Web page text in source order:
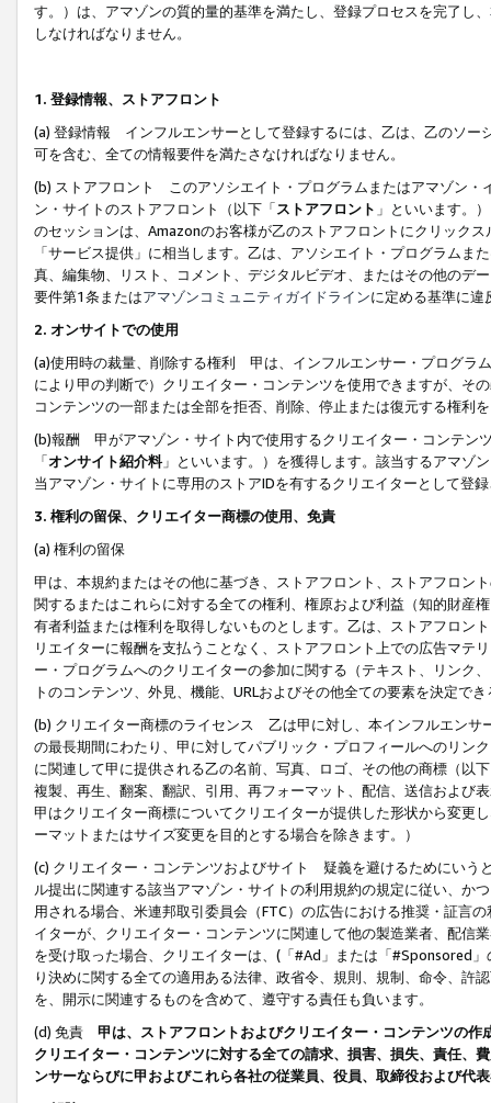
す。）は、アマゾンの質的量的基準を満たし、登録プロセスを完了し、
しなければなりません。
1. 登録情報、ストアフロント
(a) 登録情報 インフルエンサーとして登録するには、乙は、乙のソー
可を含む、全ての情報要件を満たさなければなりません。
(b) ストアフロント このアソシエイト・プログラムまたはアマゾン・
ン・サイトのストアフロント（以下「ストアフロント 」といいます。
のセッションは、Amazonのお客様が乙のストアフロントにクリック
「サービス提供」に相当します。乙は、アソシエイト・プログラム
真、編集物、リスト、コメント、デジタルビデオ、またはその他のデ
要件第1条またはアマゾンコミュニティガイドラインに定める基準に違
2. オンサイトでの使用
(a)使用時の裁量、削除する権利 甲は、インフルエンサー・プログラ
により甲の判断で）クリエイター・コンテンツを使用できますが、そ
コンテンツの一部または全部を拒否、削除、停止または復元する権利
(b)報酬 甲がアマゾン・サイト内で使用するクリエイター・コンテン
「オンサイト紹介料」といいます。）を獲得します。該当するアマゾ
当アマゾン・サイトに専用のストアIDを有するクリエイターとして登
3. 権利の留保、クリエイター商標の使用、免責
(a) 権利の留保
甲は、本規約またはその他に基づき、ストアフロント、ストアフロン
関するまたはこれらに対する全ての権利、権原および利益（知的財産
有者利益または権利を取得しないものとします。乙は、ストアフロン
リエイターに報酬を支払うことなく、ストアフロント上での広告マテ
ー・プログラムへのクリエイターの参加に関する（テキスト、リンク
トのコンテンツ、外見、機能、URLおよびその他全ての要素を決定で
(b) クリエイター商標のライセンス 乙は甲に対し、本インフルエンサ
の最長期間にわたり、甲に対してパブリック・プロフィールへのリン
に関連して甲に提供される乙の名前、写真、ロゴ、その他の商標（以
複製、再生、翻案、翻訳、引用、再フォーマット、配信、送信および
甲はクリエイター商標についてクリエイターが提供した形状から変更
ーマットまたはサイズ変更を目的とする場合を除きます。）
(c) クリエイター・コンテンツおよびサイト 疑義を避けるためにいう
ル提出に関連する該当アマゾン・サイトの利用規約の規定に従い、か
用される場合、米連邦取引委員会（FTC）の広告における推奨・証言
イターが、クリエイター・コンテンツに関連して他の製造業者、配信
を受け取った場合、クリエイターは、(「#Ad」または「#Sponsored
り決めに関する全ての適用ある法律、政省令、規則、規制、命令、許
を、開示に関連するものを含めて、遵守する責任も負います。
(d) 免責 甲は、ストアフロントおよびクリエイター・コンテンツの
クリエイター・コンテンツに対する全ての請求、損害、損失、責任、
ンサーならびに甲およびこれら各社の従業員、役員、取締役および代